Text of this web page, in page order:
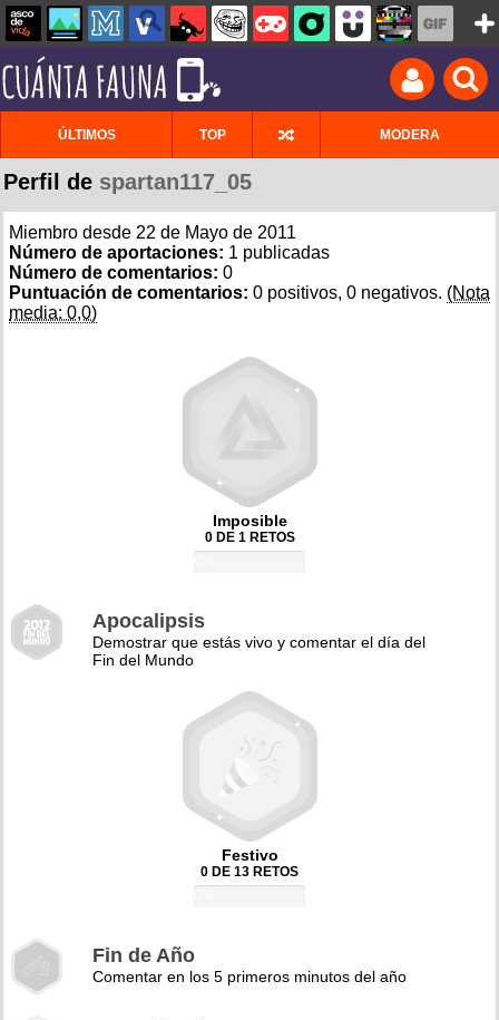
ÚLTIMOS TOP MODERA
Perfil de spartan117_05
Miembro desde 22 de Mayo de 2011
Número de aportaciones: 1 publicadas
Número de comentarios: 0
Puntuación de comentarios: 0 positivos, 0 negativos. (Nota
media: 0,0)
Imposible
0 DE 1 RETOS
Apocalipsis
Demostrar que estás vivo y comentar el día del
Fin del Mundo
Festivo
0 DE 13 RETOS
Fin de Año
Comentar en los 5 primeros minutos del año